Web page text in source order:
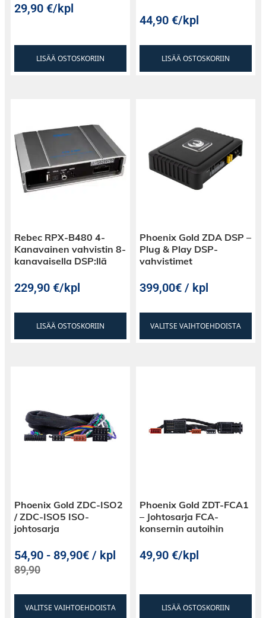
29,90€/kpl
LISÄÄ OSTOSKORIIN
44,90€/kpl
LISÄÄ OSTOSKORIIN
Rebec RPX-B480 4-
Kanavainen vahvistin 8-
kanavaisella DSP:llä
229,90€/kpl
LISÄÄ OSTOSKORIIN
Phoenix Gold ZDA DSP –
Plug & Play DSP-
vahvistimet
399,00€ / kpl
VALITSE VAIHTOEHDOISTA
Phoenix Gold ZDC-ISO2
/ ZDC-ISO5 ISO-
johtosarja
54,90 - 89,90€ / kpl
89,90
VALITSE VAIHTOEHDOISTA
Phoenix Gold ZDT-FCA1
– Johtosarja FCA-
konsernin autoihin
49,90€/kpl
LISÄÄ OSTOSKORIIN